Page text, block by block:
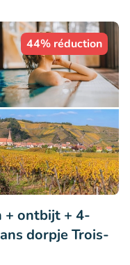
44% réduction
+ ontbijt + 4-
dorpje Trois-